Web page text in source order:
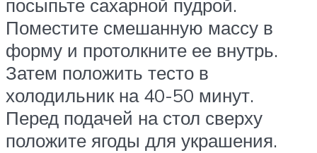
посыпьте сахарной пудрой.
Поместите смешанную массу в
форму и протолкните ее внутрь.
Затем положить тесто в
холодильник на 40-50 минут.
Перед подачей на стол сверху
положите ягоды для украшения.